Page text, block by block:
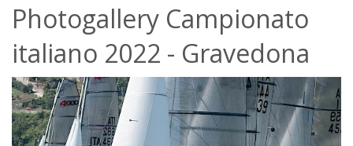
Photogallery Campionato
italiano 2022 - Gravedona